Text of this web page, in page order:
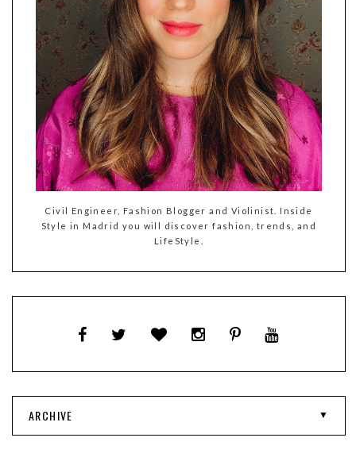
Civil Engineer, Fashion Blogger and Violinist. Inside
Style in Madrid you will discover fashion, trends, and
LifeStyle.
ARCHIVE